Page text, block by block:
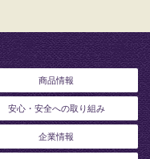
商品情報
安心・安全への取り組み
企業情報